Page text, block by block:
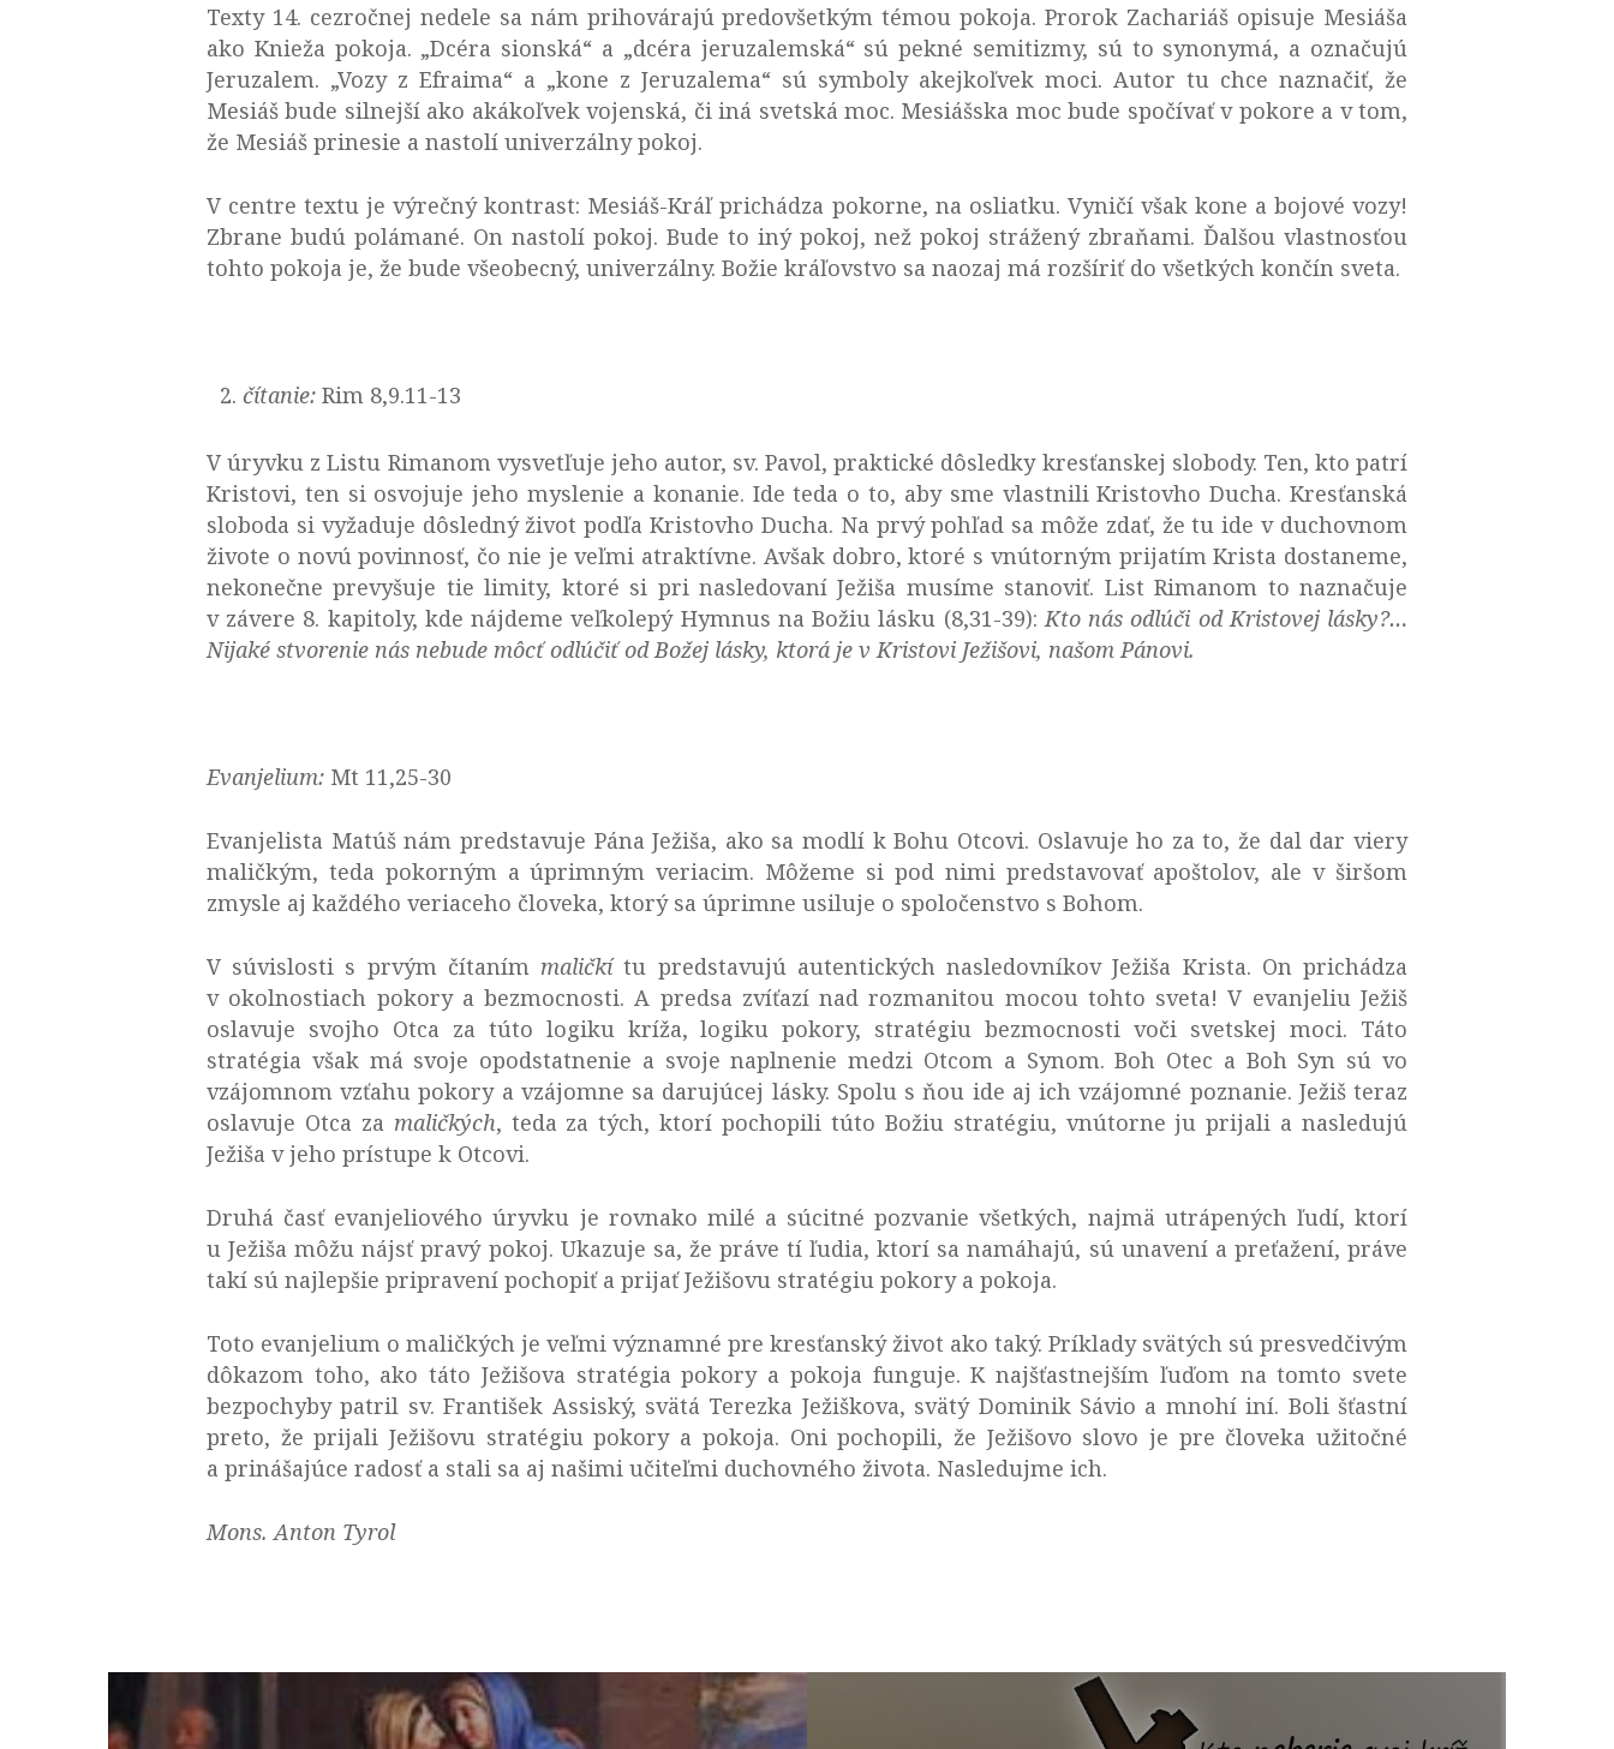
Texty 14. cezročnej nedele sa nám prihovárajú predovšetkým témou pokoja. Prorok Zachariáš opisuje Mesiáša
ako Knieža pokoja. „Dcéra sionská“ a „dcéra jeruzalemská“ sú pekné semitizmy, sú to synonymá, a označujú
Jeruzalem. „Vozy z Efraima“ a „kone z Jeruzalema“ sú symboly akejkoľvek moci. Autor tu chce naznačiť, že
Mesiáš bude silnejší ako akákoľvek vojenská, či iná svetská moc. Mesiášska moc bude spočívať v pokore a v tom,
že Mesiáš prinesie a nastolí univerzálny pokoj.
V centre textu je výrečný kontrast: Mesiáš-Kráľ prichádza pokorne, na osliatku. Vyničí však kone a bojové vozy!
Zbrane budú polámané. On nastolí pokoj. Bude to iný pokoj, než pokoj strážený zbraňami. Ďalšou vlastnosťou
tohto pokoja je, že bude všeobecný, univerzálny. Božie kráľovstvo sa naozaj má rozšíriť do všetkých končín sveta.
čítanie: Rim 8,9.11-13
V úryvku z Listu Rimanom vysvetľuje jeho autor, sv. Pavol, praktické dôsledky kresťanskej slobody. Ten, kto patrí
Kristovi, ten si osvojuje jeho myslenie a konanie. Ide teda o to, aby sme vlastnili Kristovho Ducha. Kresťanská
sloboda si vyžaduje dôsledný život podľa Kristovho Ducha. Na prvý pohľad sa môže zdať, že tu ide v duchovnom
živote o novú povinnosť, čo nie je veľmi atraktívne. Avšak dobro, ktoré s vnútorným prijatím Krista dostaneme,
nekonečne prevyšuje tie limity, ktoré si pri nasledovaní Ježiša musíme stanoviť. List Rimanom to naznačuje
v závere 8. kapitoly, kde nájdeme veľkolepý Hymnus na Božiu lásku (8,31-39): Kto nás odlúči od Kristovej lásky?…
Nijaké stvorenie nás nebude môcť odlúčiť od Božej lásky, ktorá je v Kristovi Ježišovi, našom Pánovi.
Evanjelium: Mt 11,25-30
Evanjelista Matúš nám predstavuje Pána Ježiša, ako sa modlí k Bohu Otcovi. Oslavuje ho za to, že dal dar viery
maličkým, teda pokorným a úprimným veriacim. Môžeme si pod nimi predstavovať apoštolov, ale v širšom
zmysle aj každého veriaceho človeka, ktorý sa úprimne usiluje o spoločenstvo s Bohom.
V súvislosti s prvým čítaním maličkítu predstavujú autentických nasledovníkov Ježiša Krista. On prichádza
v okolnostiach pokory a bezmocnosti. A predsa zvíťazí nad rozmanitou mocou tohto sveta! V evanjeliu Ježiš
oslavuje svojho Otca za túto logiku kríža, logiku pokory, stratégiu bezmocnosti voči svetskej moci. Táto
stratégia však má svoje opodstatnenie a svoje naplnenie medzi Otcom a Synom. Boh Otec a Boh Syn sú vo
vzájomnom vzťahu pokory a vzájomne sa darujúcej lásky. Spolu s ňou ide aj ich vzájomné poznanie. Ježiš teraz
oslavuje Otca za maličkých, teda za tých, ktorí pochopili túto Božiu stratégiu, vnútorne ju prijali a nasledujú
Ježiša v jeho prístupe k Otcovi.
Druhá časť evanjeliového úryvku je rovnako milé a súcitné pozvanie všetkých, najmä utrápených ľudí, ktorí
u Ježiša môžu nájsť pravý pokoj. Ukazuje sa, že práve tí ľudia, ktorí sa namáhajú, sú unavení a preťažení, práve
takí sú najlepšie pripravení pochopiť a prijať Ježišovu stratégiu pokory a pokoja.
Toto evanjelium o maličkých je veľmi významné pre kresťanský život ako taký. Príklady svätých sú presvedčivým
dôkazom toho, ako táto Ježišova stratégia pokory a pokoja funguje. K najšťastnejším ľuďom na tomto svete
bezpochyby patril sv. František Assiský, svätá Terezka Ježiškova, svätý Dominik Sávio a mnohí iní. Boli šťastní
preto, že prijali Ježišovu stratégiu pokory a pokoja. Oni pochopili, že Ježišovo slovo je pre človeka užitočné
a prinášajúce radosť a stali sa aj našimi učiteľmi duchovného života. Nasledujme ich.
Mons. Anton Tyrol